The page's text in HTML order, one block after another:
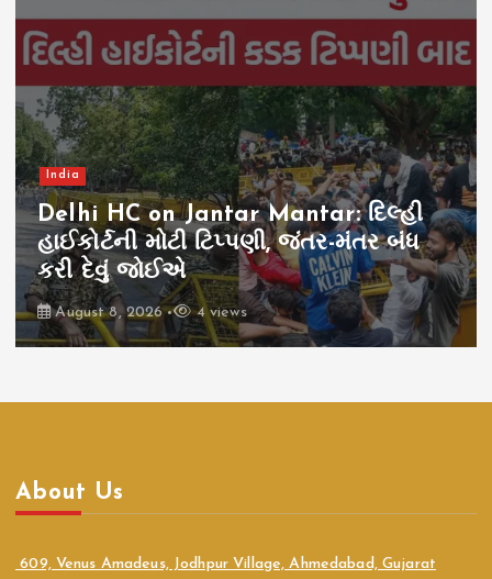
India
Delhi HC on Jantar Mantar: દિલ્હી
હાઈકોર્ટની મોટી ટિપ્પણી, જંતર-મંતર બંધ
કરી દેવું જોઈએ
August 8, 2026 4 views
About Us
609, Venus Amadeus, Jodhpur Village, Ahmedabad, Gujarat